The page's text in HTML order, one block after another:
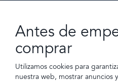
Conoce toda la información sobre
Subscríbete a nuestro newsletter
Antes de
comprar
Utilizamos cookies para
nuestra web, mostrar anuncios